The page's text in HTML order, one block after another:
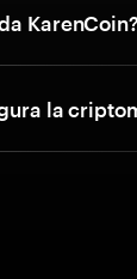
KarenCoin?
la